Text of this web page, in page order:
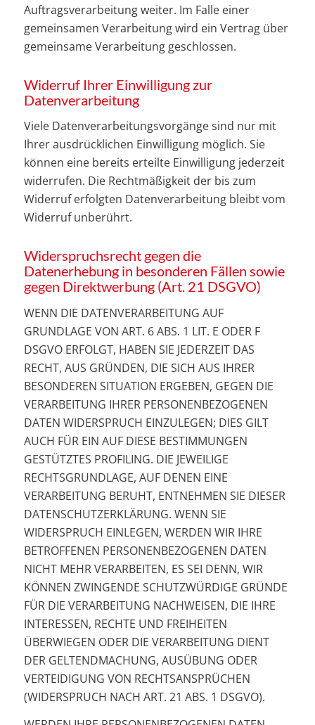
Auftragsverarbeitung weiter. Im Falle einer
gemeinsamen Verarbeitung wird ein Vertrag über
gemeinsame Verarbeitung geschlossen.
Widerruf Ihrer Einwilligung zur
Datenverarbeitung
Viele Datenverarbeitungsvorgänge sind nur mit
Ihrer ausdrücklichen Einwilligung möglich. Sie
können eine bereits erteilte Einwilligung jederzeit
widerrufen. Die Rechtmäßigkeit der bis zum
Widerruf erfolgten Datenverarbeitung bleibt vom
Widerruf unberührt.
Widerspruchsrecht gegen die
Datenerhebung in besonderen Fällen sowie
gegen Direktwerbung (Art. 21 DSGVO)
WENN DIE DATENVERARBEITUNG AUF
GRUNDLAGE VON ART. 6 ABS. 1 LIT. E ODER F
DSGVO ERFOLGT, HABEN SIE JEDERZEIT DAS
RECHT, AUS GRÜNDEN, DIE SICH AUS IHRER
BESONDEREN SITUATION ERGEBEN, GEGEN DIE
VERARBEITUNG IHRER PERSONENBEZOGENEN
DATEN WIDERSPRUCH EINZULEGEN; DIES GILT
AUCH FÜR EIN AUF DIESE BESTIMMUNGEN
GESTÜTZTES PROFILING. DIE JEWEILIGE
RECHTSGRUNDLAGE, AUF DENEN EINE
VERARBEITUNG BERUHT, ENTNEHMEN SIE DIESER
DATENSCHUTZERKLÄRUNG. WENN SIE
WIDERSPRUCH EINLEGEN, WERDEN WIR IHRE
BETROFFENEN PERSONENBEZOGENEN DATEN
NICHT MEHR VERARBEITEN, ES SEI DENN, WIR
KÖNNEN ZWINGENDE SCHUTZWÜRDIGE GRÜNDE
FÜR DIE VERARBEITUNG NACHWEISEN, DIE IHRE
INTERESSEN, RECHTE UND FREIHEITEN
ÜBERWIEGEN ODER DIE VERARBEITUNG DIENT
DER GELTENDMACHUNG, AUSÜBUNG ODER
VERTEIDIGUNG VON RECHTSANSPRÜCHEN
(WIDERSPRUCH NACH ART. 21 ABS. 1 DSGVO).